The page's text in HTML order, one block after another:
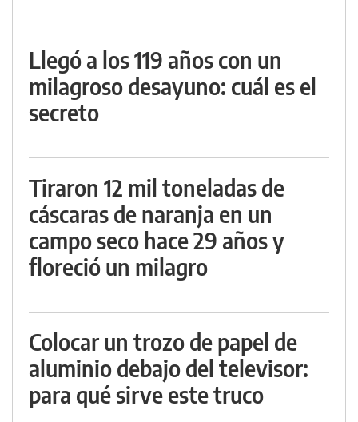
Llegó a los 119 años con un
milagroso desayuno: cuál es el
secreto
Tiraron 12 mil toneladas de
cáscaras de naranja en un
campo seco hace 29 años y
floreció un milagro
Colocar un trozo de papel de
aluminio debajo del televisor:
para qué sirve este truco